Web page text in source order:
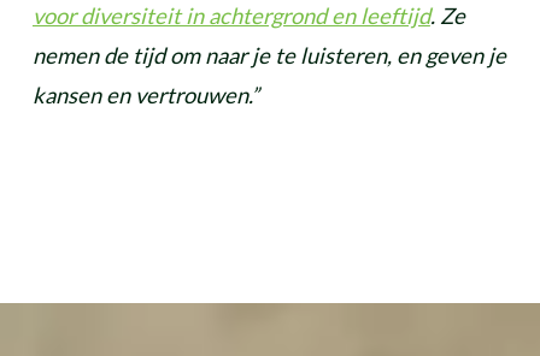
voor diversiteit in achtergrond en leeftijd. Ze
nemen de tijd om naar je te luisteren, en geven je
kansen en vertrouwen.”